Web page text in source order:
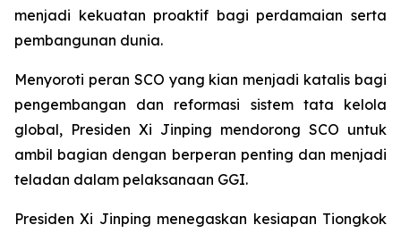
menjadi kekuatan proaktif bagi perdamaian serta
pembangunan dunia.
Menyoroti peran SCO yang kian menjadi katalis bagi
pengembangan dan reformasi sistem tata kelola
global, Presiden Xi Jinping mendorong SCO untuk
ambil bagian dengan berperan penting dan menjadi
teladan dalam pelaksanaan GGI.
Presiden Xi Jinping menegaskan kesiapan Tiongkok